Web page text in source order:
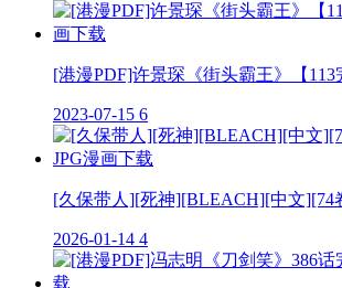
[港漫PDF]许景琛《街头霸王》【
2023-07-15 6
[久保带人][死神][BLEACH][中文][74
2026-01-14 4